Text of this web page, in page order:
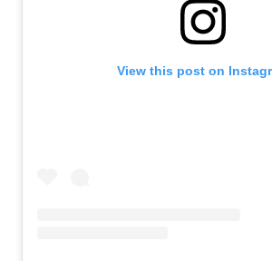
View this post on